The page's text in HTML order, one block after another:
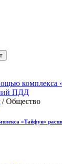
/ Общество
«Тайфун»